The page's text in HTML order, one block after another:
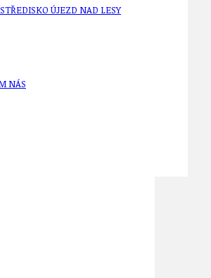
ÚJEZD NAD LESY
NÁS